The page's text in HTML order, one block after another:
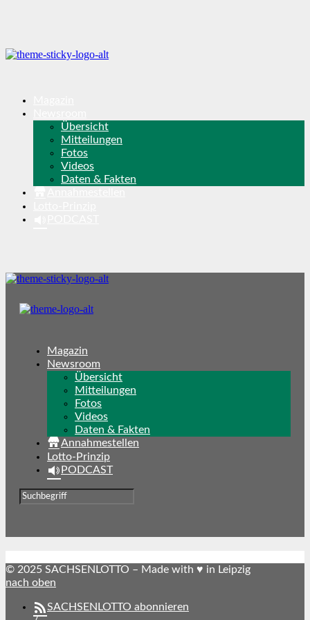
Übersicht
Mitteilungen
Fotos
Videos
Daten & Fakten
Magazin
Newsroom
Übersicht
Mitteilungen
Fotos
Videos
Daten & Fakten
Annahmestellen
Lotto-Prinzip
PODCAST
© 2025 SACHSENLOTTO – Made with ♥ in Leipzig
nach oben
SACHSENLOTTO abonnieren